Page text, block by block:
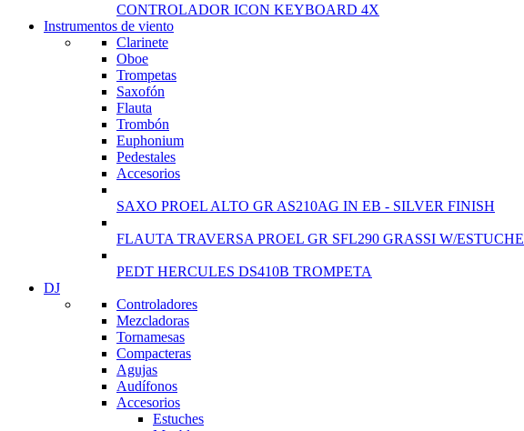
CONTROLADOR ICON KEYBOARD 4X
View more
Instrumentos de viento
Clarinete
Oboe
Trompetas
Saxofón
Flauta
Trombón
Euphonium
Pedestales
Accesorios
SAXO PROEL ALTO GR AS210AG IN EB - SILVER FINISH
FLAUTA TRAVERSA PROEL GR SFL290 GRASSI W/ESTUCHE
PEDT HERCULES DS410B TROMPETA
DJ
Controladores
Mezcladoras
Tornamesas
Compacteras
Agujas
Audífonos
Accesorios
Estuches